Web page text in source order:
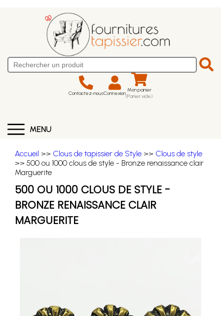
Contactez-nousConnexion Mon panier
(Panier vide)
MENU
Accueil >> Clous de tapissier de Style >> Clous de style
>> 500 ou 1000 clous de style - Bronze renaissance clair
Marguerite
500 OU 1000 CLOUS DE STYLE -
BRONZE RENAISSANCE CLAIR
MARGUERITE